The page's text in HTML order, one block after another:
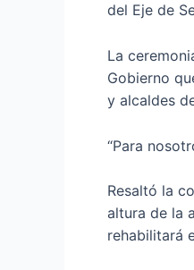
del Eje de
La
Gobierno
y alcaldes
“Para
Resaltó la
altura de la
rehabilitará